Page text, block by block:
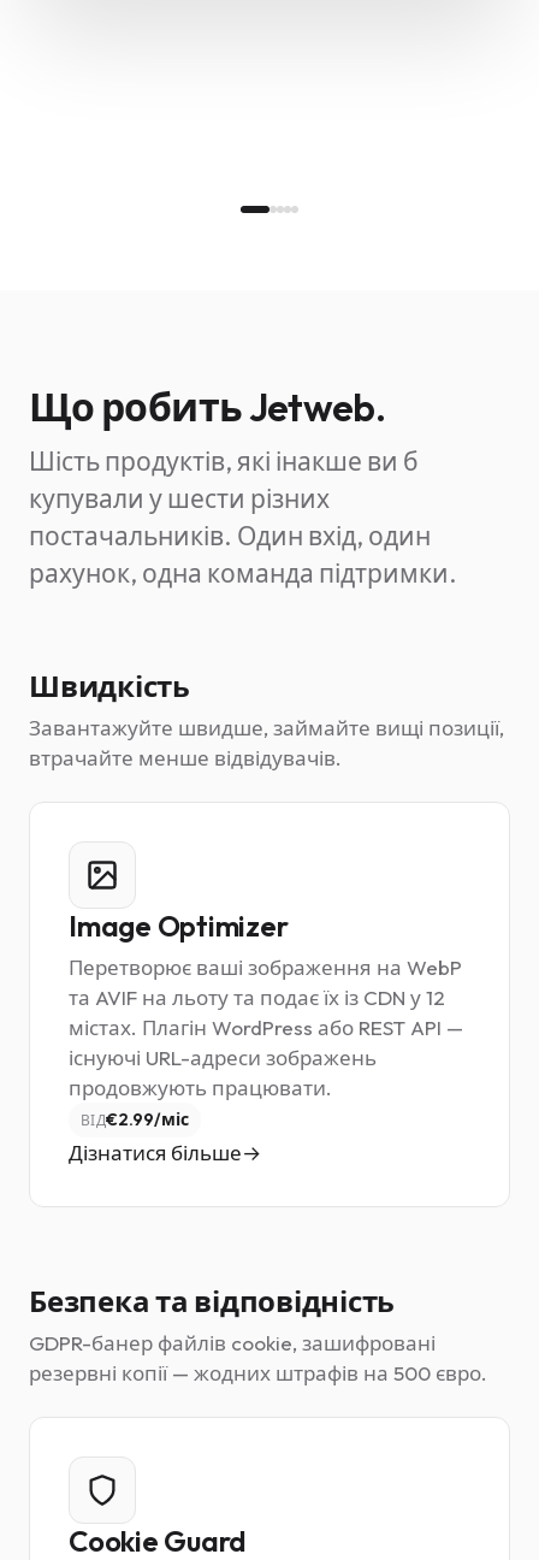
Що робить Jetweb.
Шість продуктів, які інакше ви б
купували у шести різних
постачальників. Один вхід, один
рахунок, одна команда підтримки.
Швидкість
Завантажуйте швидше, займайте вищі позиції,
втрачайте менше відвідувачів.
Image Optimizer
Перетворює ваші зображення на WebP
та AVIF на льоту та подає їх із CDN у 12
містах. Плагін WordPress або REST API —
існуючі URL-адреси зображень
продовжують працювати.
ВІД€2.99/міс
Дізнатися більше
Безпека та відповідність
GDPR-банер файлів cookie, зашифровані
резервні копії — жодних штрафів на 500 євро.
Cookie Guard